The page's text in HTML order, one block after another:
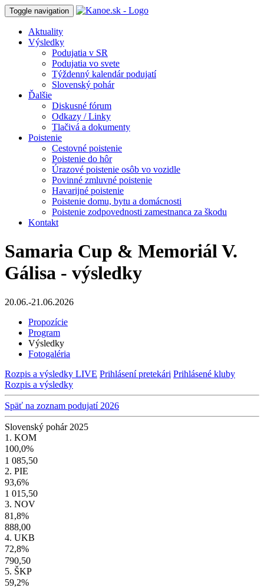
Toggle navigation
Aktuality
Výsledky
Podujatia v SR
Podujatia vo svete
Týždenný kalendár podujatí
Slovenský pohár
Ďalšie
Diskusné fórum
Odkazy / Linky
Tlačivá a dokumenty
Poistenie
Cestovné poistenie
Poistenie do hôr
Úrazové poistenie osôb vo vozidle
Povinné zmluvné poistenie
Havarijné poistenie
Poistenie domu, bytu a domácnosti
Poistenie zodpovednosti zamestnanca za škodu
Kontakt
Samaria Cup & Memoriál V.
Gálisa - výsledky
20.06.-21.06.2026
Propozície
Program
Výsledky
Fotogaléria
Rozpis a výsledky LIVE Prihlásení pretekári Prihlásené kluby
Rozpis a výsledky
Späť na zoznam podujatí 2026
Slovenský pohár 2025
1. KOM
100,0%
1 085,50
2. PIE
93,6%
1 015,50
3. NOV
81,8%
888,00
4. UKB
72,8%
790,50
5. ŠKP
59,2%